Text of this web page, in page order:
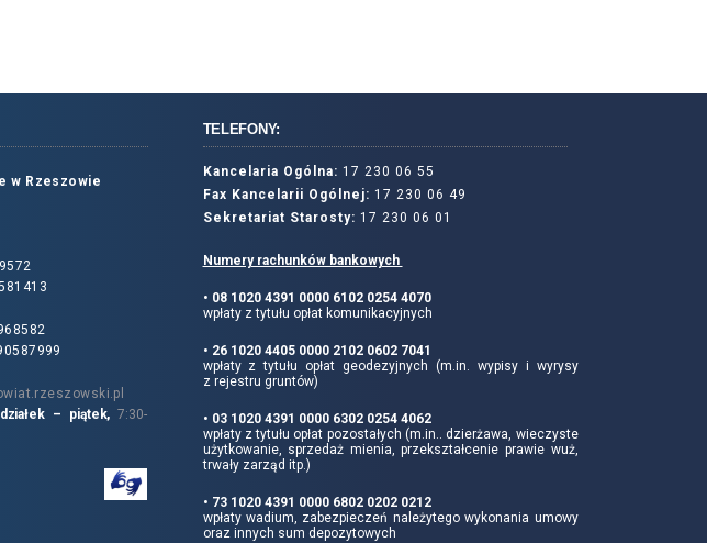
w Rzeszowie
– piątek,7:30-
TELEFONY:
Kancelaria Ogólna: 17 230 06 55
Fax Kancelarii Ogólnej: 17 230 06 49
Sekretariat Starosty: 17 230 06 01
Numery rachunków bankowych
• 08 1020 4391 0000 6102 0254 4070
wpłaty z tytułu opłat komunikacyjnych
• 26 1020 4405 0000 2102 0602 7041
wpłaty z tytułu opłat geodezyjnych (m.in. wypisy i wyrysy
z rejestru gruntów)
• 03 1020 4391 0000 6302 0254 4062
wpłaty z tytułu opłat pozostałych (m.in.. dzierżawa, wieczyste
użytkowanie, sprzedaż mienia, przekształcenie prawie wuż,
trwały zarząd itp.)
• 73 1020 4391 0000 6802 0202 0212
wpłaty wadium, zabezpieczeń należytego wykonania umowy
oraz innych sum depozytowych